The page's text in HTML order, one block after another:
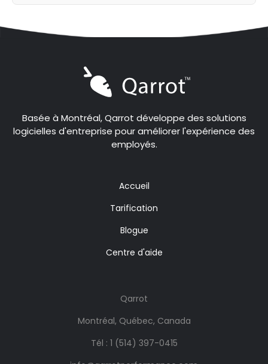
Basée à Montréal, Qarrot développe des solutions
logicielles d'entreprise pour améliorer l'expérience des
employés.
Accueil
Tarification
Blogue
Centre d'aide
Qarrot
Montréal, Québec, Canada
Tél : 1 (514) 397-0415